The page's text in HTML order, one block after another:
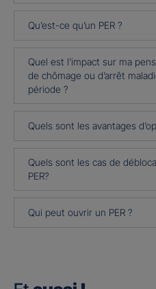
Qu’est-ce qu’un PER ?
Quel est l’impact sur ma
de chômage ou d’arrêt
période ?
Quels sont les avantages
Quels sont les cas de
PER?
Qui peut ouvrir un PER ?